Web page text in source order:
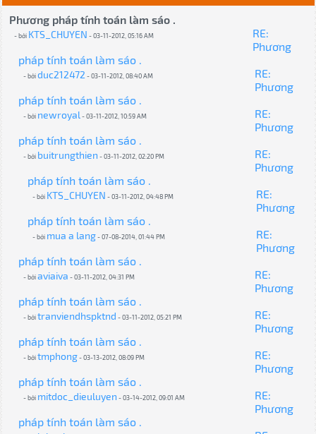
Phương pháp tính toán làm sáo .
- bởi KTS_CHUYEN - 03-11-2012, 05:16 AM
RE:
Phương
pháp tính toán làm sáo .
- bởiduc212472 - 03-11-2012, 08:40 AM
RE:
Phương
pháp tính toán làm sáo .
- bởi newroyal- 03-11-2012, 10:59 AM
RE:
Phương
pháp tính toán làm sáo .
- bởi buitrungthien - 03-11-2012, 02:20 PM
RE:
Phương
pháp tính toán làm sáo .
- bởi KTS_CHUYEN - 03-11-2012, 04:48 PM
RE:
Phương
pháp tính toán làm sáo .
- bởi mua a lang- 07-08-2014, 01:44 PM
RE:
Phương
pháp tính toán làm sáo .
- bởiaviaiva - 03-11-2012, 04:31 PM
RE:
Phương
pháp tính toán làm sáo .
- bởitranviendhspktnd - 03-11-2012, 05:21 PM
RE:
Phương
pháp tính toán làm sáo .
- bởitmphong- 03-13-2012, 08:09 PM
RE:
Phương
pháp tính toán làm sáo .
- bởi mitdoc_dieuluyen - 03-14-2012, 09:01 AM
RE:
Phương
pháp tính toán làm sáo .